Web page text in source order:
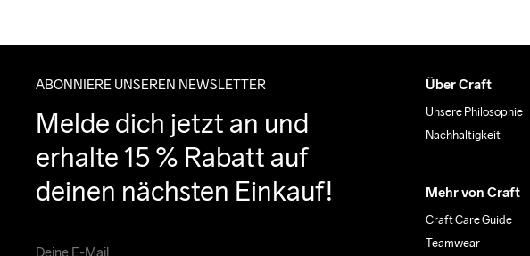
ABONNIERE UNSEREN NEWSLETTER
Melde dich jetzt an und
erhalte 15 % Rabatt auf
deinen nächsten Einkauf!
Über Craft
Unsere Philosophie
Nachhaltigkeit
Mehr von Craft
Craft Care Guide
Teamwear